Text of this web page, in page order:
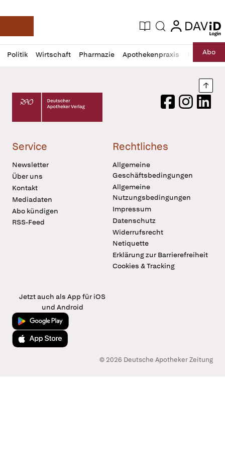
Deutsche Apotheker Zeitung
Aktuelle Ausgabe
Suche login
login
Politik Wirtschaft Pharmazie Apothekenpraxis RechtAbo
Profil
öffnen
Daz
Pur
Deutscher Apotheker Verlag Logo
FacebookInstagram
Service
Newsletter
Über uns
Kontakt
Mediadaten
Abo kündigen
RSS-Feed
Rechtliches
Allgemeine
Geschäftsbedingungen
Allgemeine
Nutzungsbedingungen
Impressum
Datenschutz
Widerrufsrecht
Netiquette
Erklärung zur Barrierefreiheit
Cookies & Tracking
Jetzt auch als App für iOS
und Android
Jetzt bei Google Play
Laden im App Store
© 2026 Deutsche Apotheker Zeitung